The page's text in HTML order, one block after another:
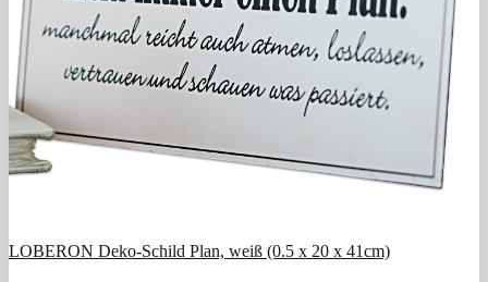
LOBERON Deko-Schild Plan, weiß (0.5 x 20 x 41cm)